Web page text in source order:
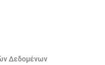
Δεδομένων